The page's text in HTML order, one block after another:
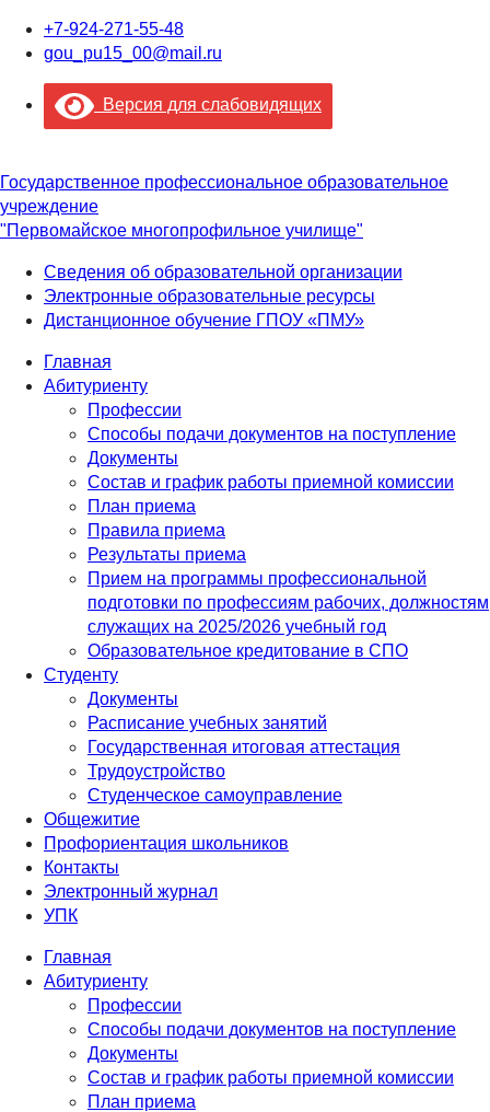
+7-924-271-55-48
gou_pu15_00@mail.ru
Версия для слабовидящих
Государственное профессиональное образовательное
учреждение
"Первомайское многопрофильное училище"
Сведения об образовательной организации
Электронные образовательные ресурсы
Дистанционное обучение ГПОУ «ПМУ»
Главная
Абитуриенту
Профессии
Способы подачи документов на поступление
Документы
Состав и график работы приемной комиссии
План приема
Правила приема
Результаты приема
Прием на программы профессиональной
подготовки по профессиям рабочих, должностям
служащих на 2025/2026 учебный год
Образовательное кредитование в СПО
Студенту
Документы
Расписание учебных занятий
Государственная итоговая аттестация
Трудоустройство
Студенческое самоуправление
Общежитие
Профориентация школьников
Контакты
Электронный журнал
УПК
Главная
Абитуриенту
Профессии
Способы подачи документов на поступление
Документы
Состав и график работы приемной комиссии
План приема